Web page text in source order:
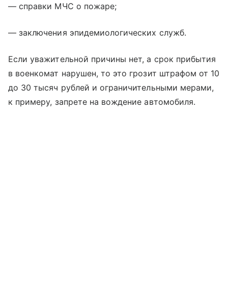
— справки МЧС о пожаре;
— заключения эпидемиологических служб.
Если уважительной причины нет, а срок прибытия
в военкомат нарушен, то это грозит штрафом от 10
до 30 тысяч рублей и ограничительными мерами,
к примеру, запрете на вождение автомобиля.